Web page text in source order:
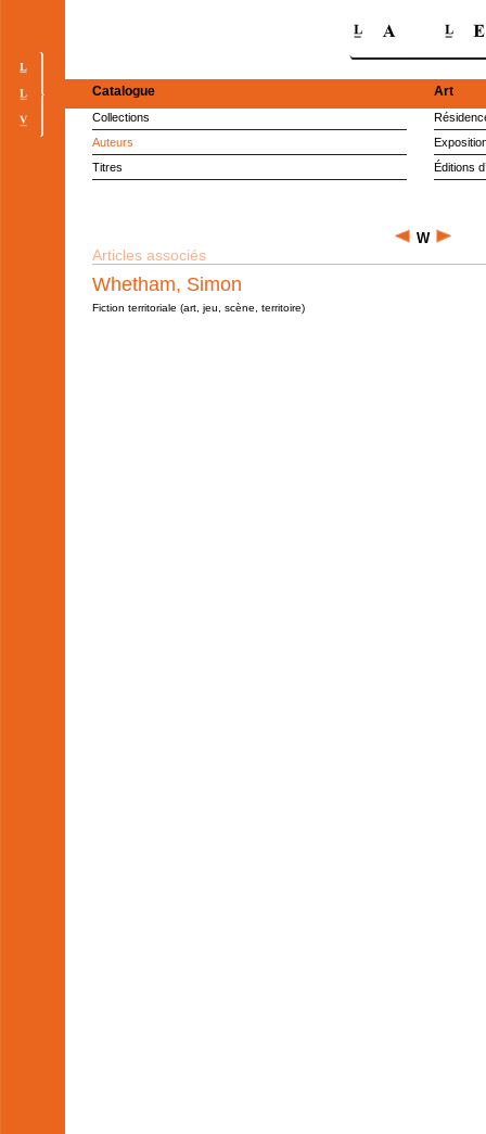
Catalogue
Collections
Auteurs
Titres
Art
Éditions
W
Articles associés
Whetham, Simon
Fiction territoriale (art, jeu, scène, territoire)